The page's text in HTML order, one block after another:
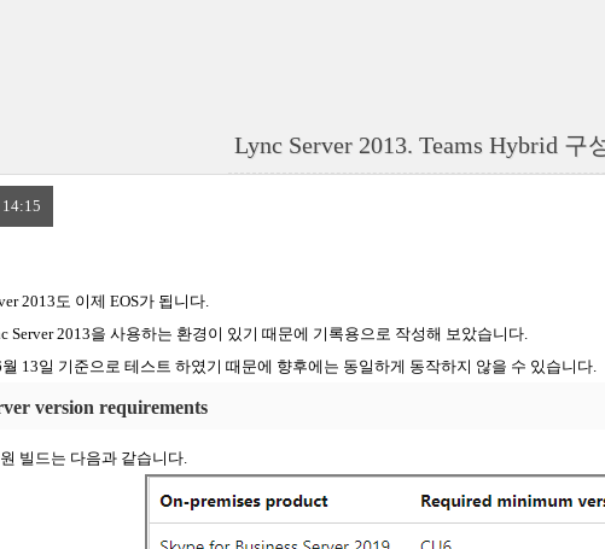
Lync Server 2013. Teams Hybrid 구
2013도 이제 EOS가 됩니다.
Server 2013을 사용하는 환경이 있기 때문에 기록용으로 작성해 보았습니다.
월 13일 기준으로 테스트 하였기 때문에 향후에는 동일하게 동작하지 않을 수 있습니다.
version requirements
빌드는 다음과 같습니다.